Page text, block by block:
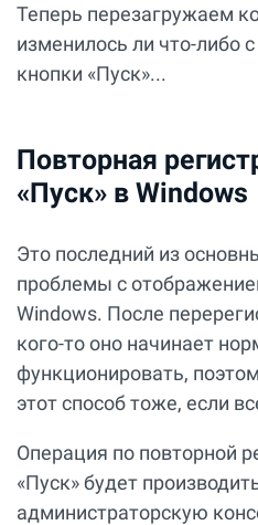
Теперь перезагружаем
изменилось ли что-либо
кнопки «Пуск»...
Повторная
«Пуск» в Windows
Это последний из
проблемы с
Windows. После
кого-то оно начинает
функционировать,
этот способ тоже, если
Операция по повторной
«Пуск» будет
администраторскую